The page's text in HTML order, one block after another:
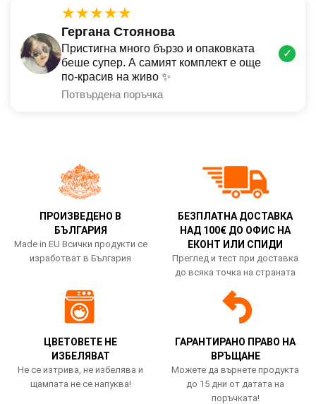
★★★★★
Гергана Стоянова
Пристигна много бързо и опаковката
беше супер. А самият комплект е още
по-красив на живо ✨
Потвърдена поръчка
✓
ПРОИЗВЕДЕНО В
БЪЛГАРИЯ
Made in EU Всички продукти се
изработват в България
БЕЗПЛАТНА ДОСТАВКА
НАД 100€ ДО ОФИС НА
ЕКОНТ ИЛИ СПИДИ
Преглед и тест при доставка
до всяка точка на страната
ЦВЕТОВЕТЕ НЕ
ИЗБЕЛЯВАТ
Не се изтрива, не избелява и
щампата не се напуква!
ГАРАНТИРАНО ПРАВО НА
ВРЪЩАНЕ
Можете да върнете продукта
до 15 дни от датата на
поръчката!